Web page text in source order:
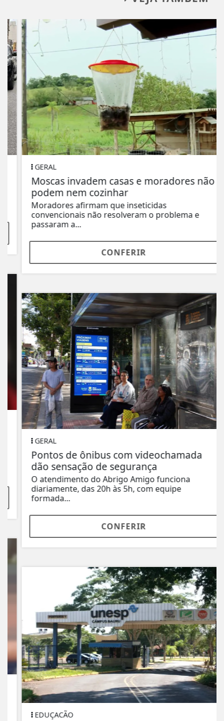
GERAL
Moscas invadem casas e moradores não
podem nem cozinhar
Moradores afirmam que inseticidas
convencionais não resolveram o problema e
passaram a...
CONFERIR
GERAL
Pontos de ônibus com videochamada
dão sensação de segurança
O atendimento do Abrigo Amigo funciona
diariamente, das 20h às 5h, com equipe
formada...
CONFERIR
EDUÇACÃO